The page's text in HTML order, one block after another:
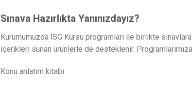
Sınava Hazırlıkta Yanınızdayız?
Kurumumuzda İSG Kursu programları ile birlikte
içerikleri sunan ürünlerle de desteklenir.
Konu anlatım kitabı